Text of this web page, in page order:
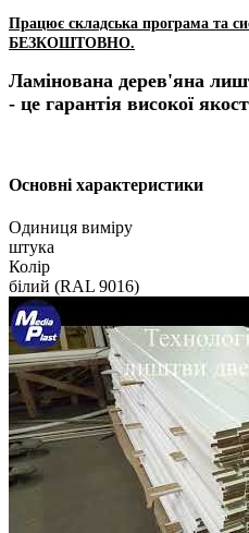
Працює складська програма та
БЕЗКОШТОВНО.
Ламінована дерев'яна
- це гарантія високої
Основні характеристики
Одиниця виміру
штука
Колір
білий (RAL 9016)